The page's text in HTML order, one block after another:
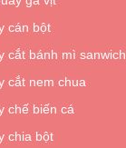
cán bột
cắt bánh mì sanwich
cắt nem chua
chế biến cá
chia bột